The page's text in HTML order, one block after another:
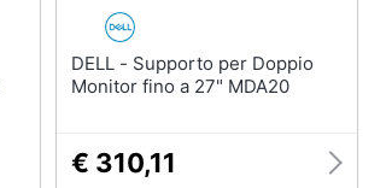
DELL - Supporto per Doppio
Monitor fino a 27" MDA20
€ 310,11